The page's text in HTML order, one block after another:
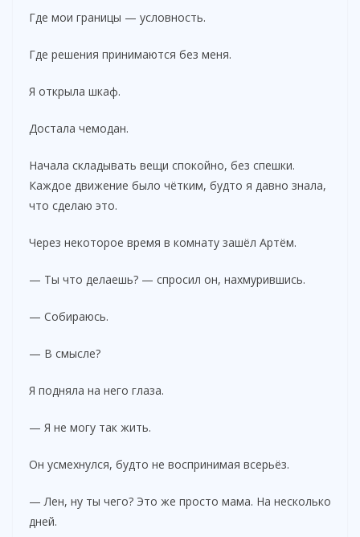
Где мои границы — условность.
Где решения принимаются без меня.
Я открыла шкаф.
Достала чемодан.
Начала складывать вещи спокойно, без спешки.
Каждое движение было чётким, будто я давно знала,
что сделаю это.
Через некоторое время в комнату зашёл Артём.
— Ты что делаешь? — спросил он, нахмурившись.
— Собираюсь.
— В смысле?
Я подняла на него глаза.
— Я не могу так жить.
Он усмехнулся, будто не воспринимая всерьёз.
— Лен, ну ты чего? Это же просто мама. На несколько
дней.